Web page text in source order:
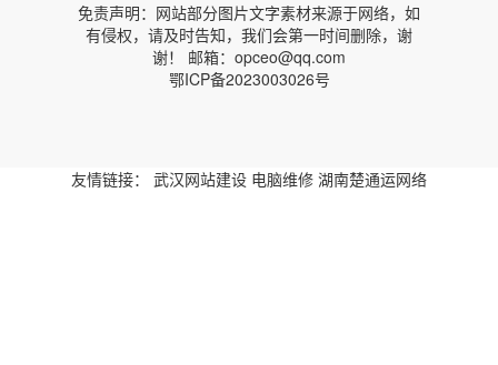
免责声明：网站部分图片文字素材来源于网络，如
有侵权，请及时告知，我们会第一时间删除，谢
谢！ 邮箱：opceo@qq.com
鄂ICP备2023003026号
友情链接： 武汉网站建设 电脑维修 湖南楚通运网络